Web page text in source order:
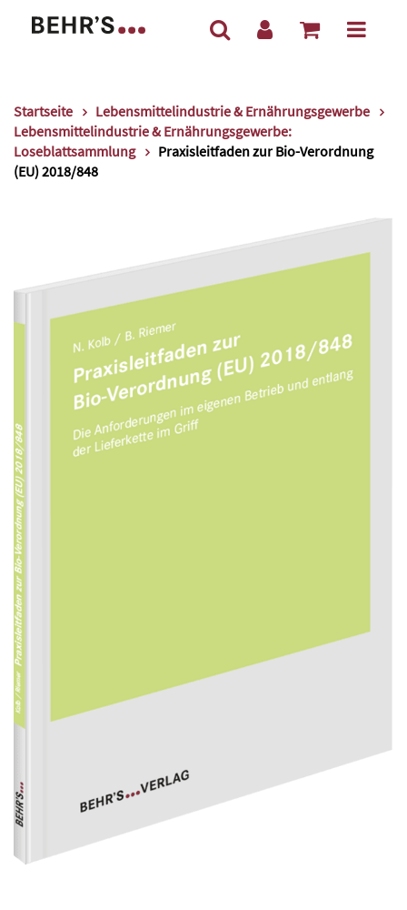
Startseite
Lebensmittelindustrie & Ernährungsgewerbe
Lebensmittelindustrie & Ernährungsgewerbe:
Loseblattsammlung
Praxisleitfaden zur Bio-Verordnung
(EU) 2018/848